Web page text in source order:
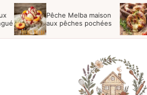
Aller
au
contenu
Pêche Melba maison
aux pêches pochées